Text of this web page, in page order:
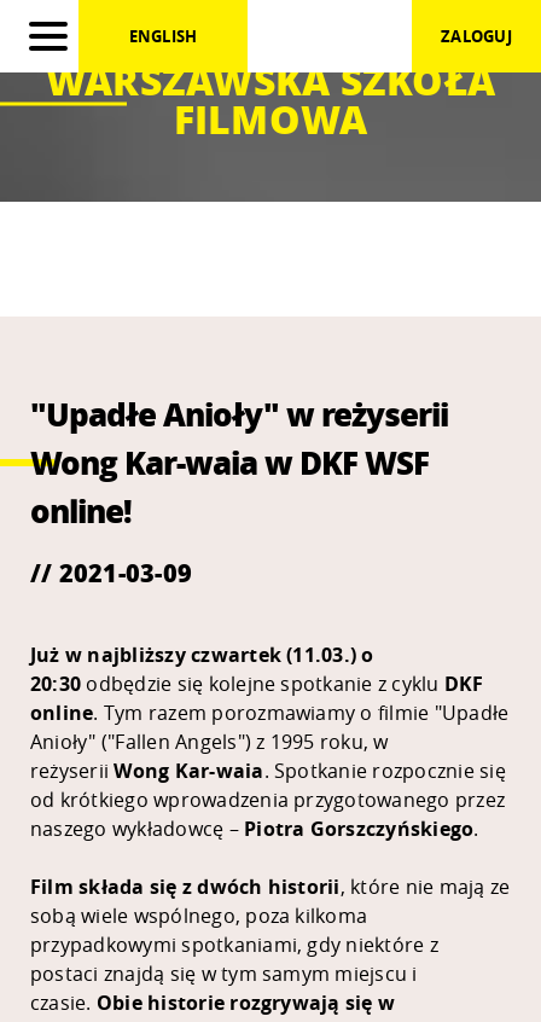
WARSZAWSKA SZKOŁA
FILMOWA
ENGLISH ZALOGUJ
"Upadłe Anioły" w reżyserii
Wong Kar-waia w DKF WSF
online!
// 2021-03-09
Już w najbliższy czwartek (11.03.) o
20:30 odbędzie się kolejne spotkanie z cyklu DKF
online. Tym razem porozmawiamy o filmie "Upadłe
Anioły" ("Fallen Angels") z 1995 roku, w
reżyseriiWong Kar-waia. Spotkanie rozpocznie się
od krótkiego wprowadzenia przygotowanego przez
naszego wykładowcę – Piotra Gorszczyńskiego.
Film składa się z dwóch historii, które nie mają ze
sobą wiele wspólnego, poza kilkoma
przypadkowymi spotkaniami, gdy niektóre z
postaci znajdą się w tym samym miejscu i
czasie. Obie historie rozgrywają się w